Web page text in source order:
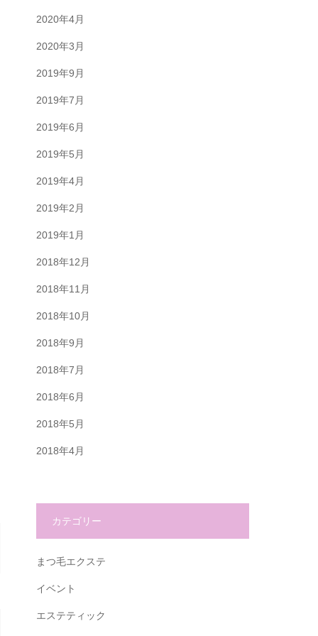
2020年4月
2020年3月
2019年9月
2019年7月
2019年6月
2019年5月
2019年4月
2019年2月
2019年1月
2018年12月
2018年11月
2018年10月
2018年9月
2018年7月
2018年6月
2018年5月
2018年4月
カテゴリー
まつ毛エクステ
イベント
エステティック